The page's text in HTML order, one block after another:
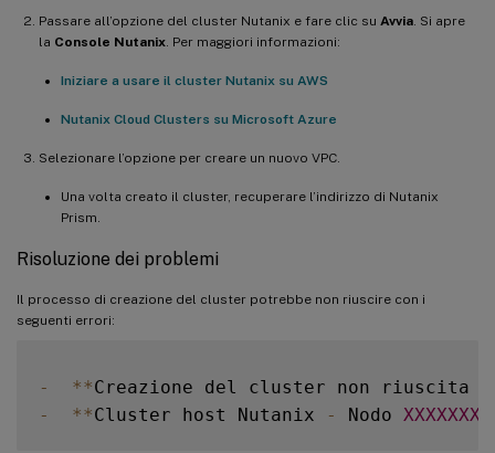
Microsoft.Storage/
Microsoft.Storage/storageAccounts/read
Microsoft.Storage/storageAccounts/
Microsoft.ResourceHealth/
Microsoft.ManagedIdentity/
Microsoft.Resources/subscriptions/
Microsoft.Resources/tags/delete
Microsoft.Resources/providers/read
Microsoft.Compute/sshPublicKeys/read
Microsoft.Compute/sshPublicKeys/delete
Passare all’opzione del cluster Nutanix e fare clic su Avvia . Si apre
la Console Nutanix . Per maggiori informazioni:
Iniziare a usare il cluster Nutanix su AWS
Nutanix Cloud Clusters su Microsoft Azure
Selezionare l’opzione per creare un nuovo VPC.
Una volta creato il cluster, recuperare l’indirizzo di Nutanix
Prism.
Risoluzione dei problemi
Il processo di creazione del cluster potrebbe non riuscire con i
seguenti errori:
- **Creazione del cluster non riuscita
-
**Cluster host Nutanix - Nodo